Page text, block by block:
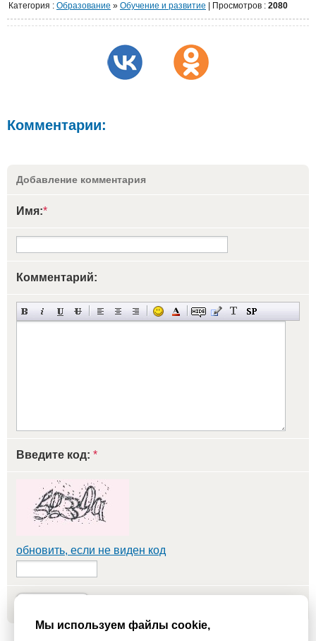
Категория : Образование » Обучение и развитие Просмотров : 2080
Комментарии:
Добавление комментария
Имя:*
Комментарий:
Введите код: *
обновить, если не виден код
Мы используем файлы cookie,